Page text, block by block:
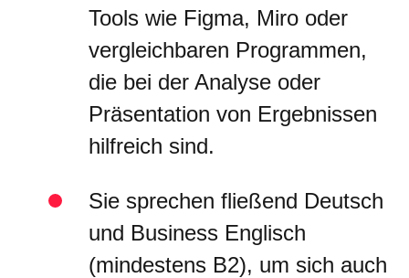
Tools wie Figma, Miro oder
vergleichbaren Programmen,
die bei der Analyse oder
Präsentation von Ergebnissen
hilfreich sind.
Sie sprechen fließend Deutsch
und Business Englisch
(mindestens B2), um sich auch